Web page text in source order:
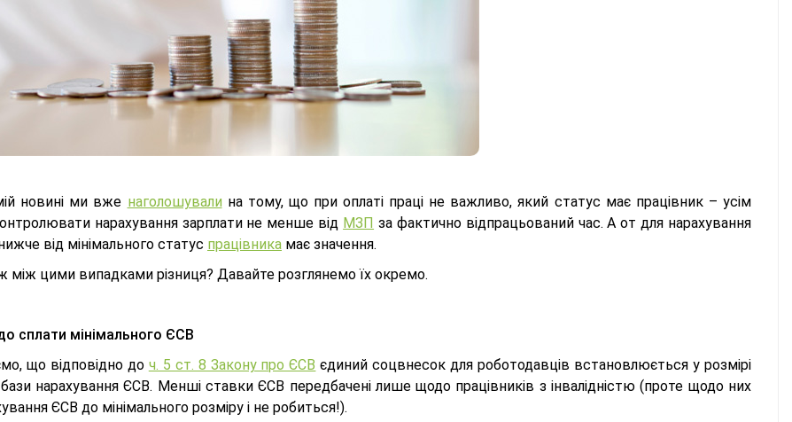
новині ми вже наголошували на тому, що при оплаті праці не важливо, який статус має працівник – усім
нарахування зарплати не менше від МЗП за фактично відпрацьований час. А от для нарахування
від мінімального статус працівника має значення.
між цими випадками різниця? Давайте розглянемо їх окремо.
сплати мінімального ЄСВ
що відповідно до ч. 5 ст. 8 Закону про ЄСВ єдиний соцвнесок для роботодавців встановлюється у розмірі
нарахування ЄСВ. Менші ставки ЄСВ передбачені лише щодо працівників з інвалідністю (проте щодо них
ЄСВ до мінімального розміру і не робиться!).